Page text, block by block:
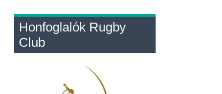
Honfoglalók Rugby
Club